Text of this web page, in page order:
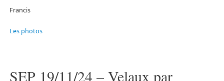
Francis
Les photos
SEP 19/11/24 – Velaux par